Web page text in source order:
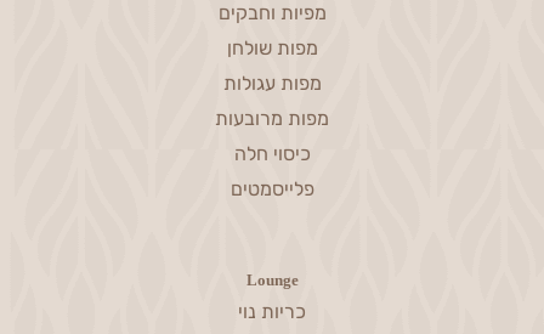
מפיות וחבקים
מפות שולחן
מפות עגולות
מפות מרובעות
כיסוי חלה
פלייסמטים
Lounge
כריות נוי